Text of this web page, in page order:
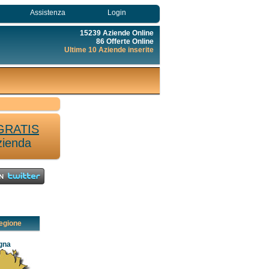
Assistenza Login
15239 Aziende Online
86 Offerte Online
Ultime 10 Aziende inserite